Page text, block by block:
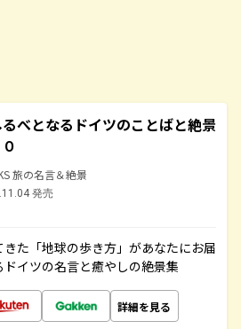
べとなるドイツのことばと絶景
旅の名言＆絶景
発売
た「地球の歩き方」があなたにお届
イツの名言と癒やしの絶景集
詳細を見る